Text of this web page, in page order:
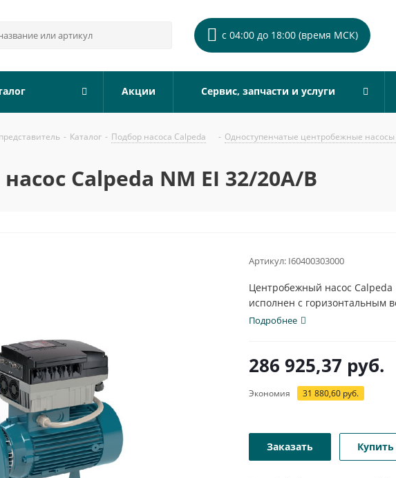
с 04:00 до 18:00 (время МСК)
Акции Сервис, запчасти и услуги
- Каталог - Подбор насоса Calpeda - Одноступенчатые центробежные
Calpeda NM EI 32/20A/B
Артикул: I60400303000
Центробежный насос
исполнен с
патрубком с...
Подробнее
286 925,37 руб.
Экономия 31 880,60 руб.
Заказать